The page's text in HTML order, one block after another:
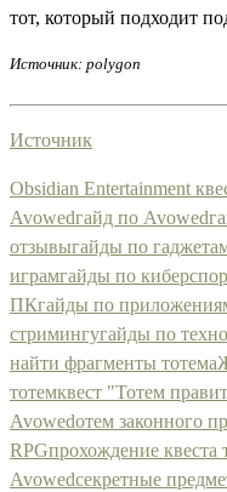
тот, который подходит
Источник: polygon
Источник
Obsidian Entertainment
Avowedгайд по Avowed
отзывыгайды по
играмгайды по
ПКгайды по
стримингугайды по
найти фрагменты тотема
тотемквест "Тотем
Avowedотем законного
RPGпрохождение квеста
Avowedсекретные